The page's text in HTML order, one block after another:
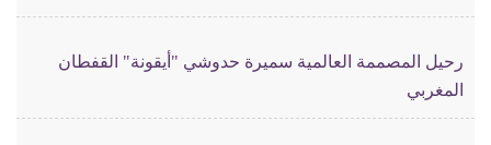
رحيل المصممة العالمية سميرة حدوشي "أيقونة" القفطان
المغربي